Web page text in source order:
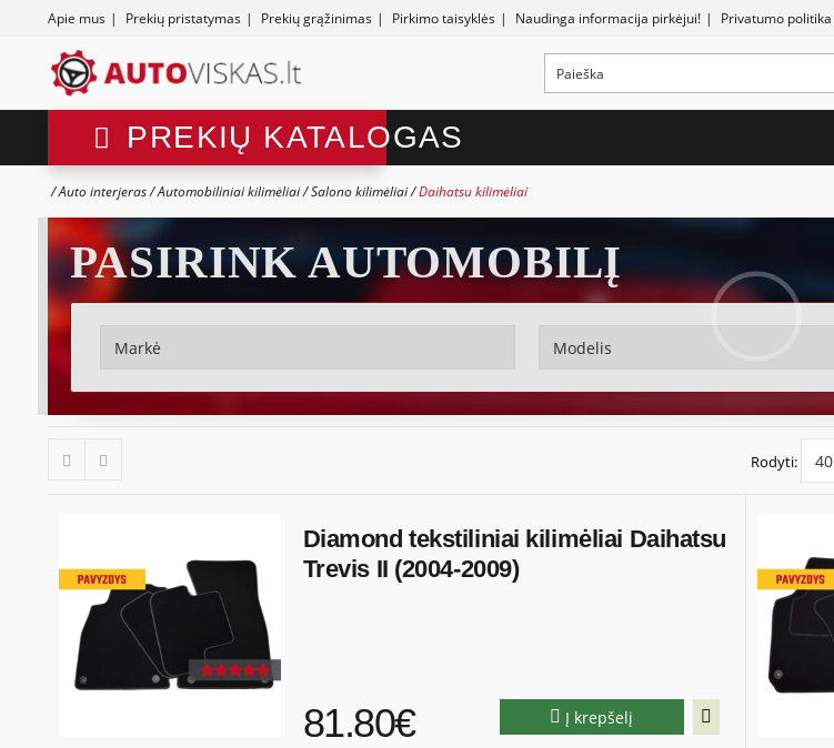
Apie mus | Prekių pristatymas | Prekių grąžinimas | Pirkimo taisyklės | Naudinga informacija pirkėjui! | Privatumo politika
PREKIŲ KATALOGAS
Auto interjeras Automobiliniai kilimėliai Salono kilimėliai Daihatsu kilimėliai
PASIRINK AUTOMOBILĮ
Rodyti:
Diamond tekstiliniai kilimėliai Daihatsu
Trevis II (2004-2009)
81.80€ Į krepšelį